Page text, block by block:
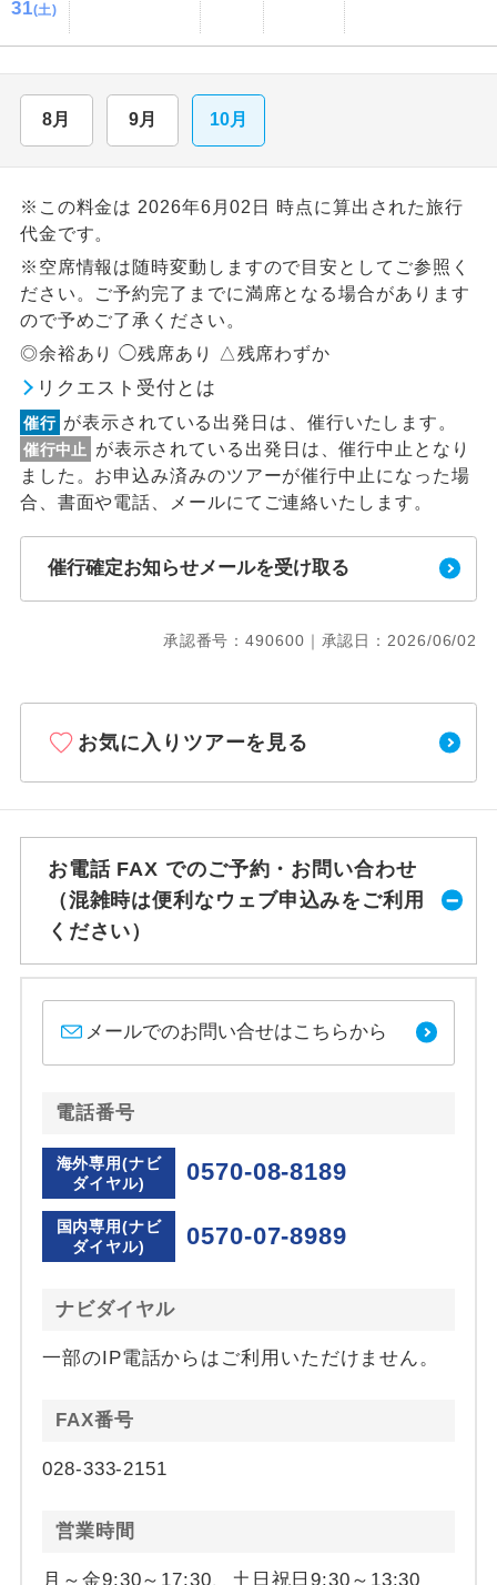
31(土)
8月 9月 10月
※この料金は 2026年6月02日 時点に算出された旅行
代金です。
※空席情報は随時変動しますので目安としてご参照く
ださい。ご予約完了までに満席となる場合があります
ので予めご了承ください。
◎余裕あり ◯残席あり △残席わずか
リクエスト受付とは
催行 が表示されている出発日は、催行いたします。
催行中止
が表示されている出発日は、催行中止となり
ました。お申込み済みのツアーが催行中止になった場
合、書面や電話、メールにてご連絡いたします。
催行確定お知らせメールを受け取る
承認番号：490600｜承認日：2026/06/02
お気に入りツアーを見る
お電話 FAX でのご予約・お問い合わせ
（混雑時は便利なウェブ申込みをご利用
ください）
メールでのお問い合せはこちらから
電話番号
海外専用(ナビ
ダイヤル)
0570-08-8189
国内専用(ナビ
ダイヤル)
0570-07-8989
ナビダイヤル
一部のIP電話からはご利用いただけません。
FAX番号
028-333-2151
営業時間
月～金9:30～17:30、土日祝日9:30～13:30